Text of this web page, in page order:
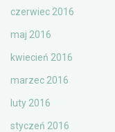
czerwiec 2016
maj 2016
kwiecień 2016
marzec 2016
luty 2016
styczeń 2016